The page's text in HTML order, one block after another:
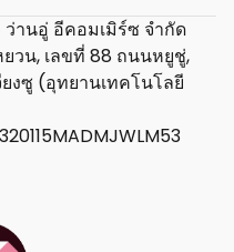
านอู่ อีคอมเมิร์ซ จำกัด
วน, เลขที่ 88 ถนนหยูชู่,
งซู (อุทยานเทคโนโลยี